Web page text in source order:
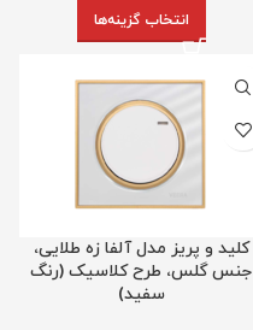
انتخاب گزینه‌ها
کلید و پریز مدل آلفا زه طلایی،
جنس گلس، طرح کلاسیک (رنگ
سفید)